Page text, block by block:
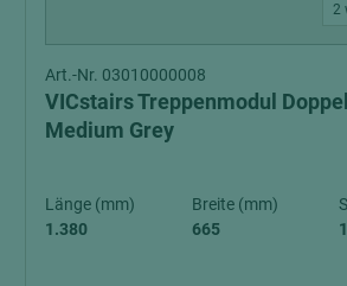
2
Art.-Nr. 03010000008
VICstairs Treppenmodul
Medium Grey
Länge (mm)
1.380
Breite (mm)
665